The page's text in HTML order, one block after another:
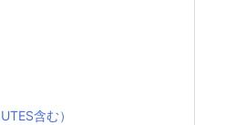
含む）